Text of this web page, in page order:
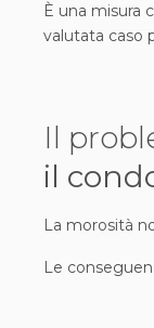
È una misura
valutata caso
Il
il
La morosità
Le